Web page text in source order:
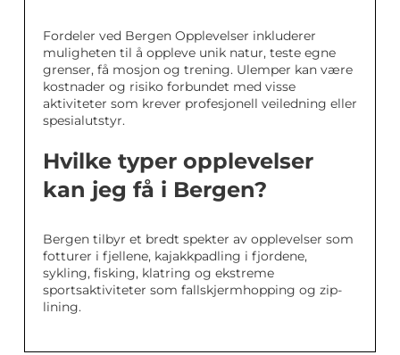
Fordeler ved Bergen Opplevelser inkluderer
muligheten til å oppleve unik natur, teste egne
grenser, få mosjon og trening. Ulemper kan være
kostnader og risiko forbundet med visse
aktiviteter som krever profesjonell veiledning eller
spesialutstyr.
Hvilke typer opplevelser
kan jeg få i Bergen?
Bergen tilbyr et bredt spekter av opplevelser som
fotturer i fjellene, kajakkpadling i fjordene,
sykling, fisking, klatring og ekstreme
sportsaktiviteter som fallskjermhopping og zip-
lining.